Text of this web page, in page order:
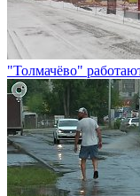
"Толмачёво"